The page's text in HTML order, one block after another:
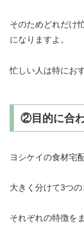
そのためどれだけ
になりますよ。
忙しい人は特にお
②目的に合
ヨシケイの食材宅
大きく分けて3つ
それぞれの特徴を